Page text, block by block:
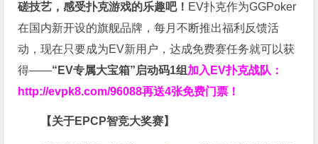
磋技艺，感受扑克游戏的乐趣吧！ EV扑克作为GGPoker
在国内新开设的旗舰品牌，每月不断推出福利反馈活
动，现在只要成为EV新用户，达成免费赛任务就可以获
得——“EV专属大宝箱”启动码1组 加入EV扑克战队：
http://evpk8.com/96088再送4张免费门票！
【关于EPCP智竞大奖赛】